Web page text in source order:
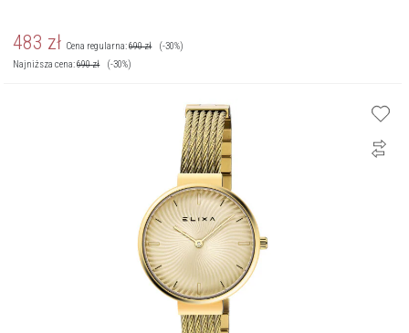
483 zł Cena regularna:690zł
(-30%)
Najniższa cena:690zł (-30%)